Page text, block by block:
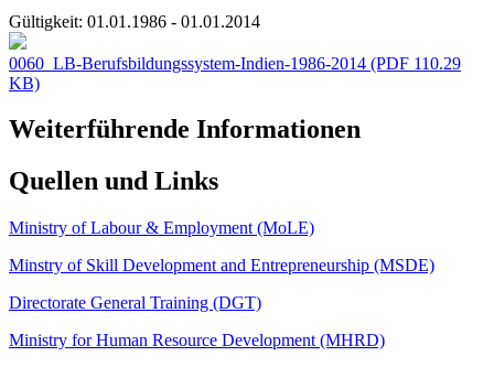
Gültigkeit: 01.01.1986 - 01.01.2014
0060_LB-Berufsbildungssystem-Indien-1986-2014 (PDF 110.29
KB)
Weiterführende Informationen
Quellen und Links
Ministry of Labour & Employment (MoLE)
Minstry of Skill Development and Entrepreneurship (MSDE)
Directorate General Training (DGT)
Ministry for Human Resource Development (MHRD)